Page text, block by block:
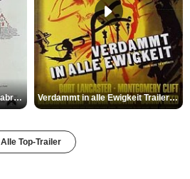
Charlie und die Schokoladenfabrik Trailer OV Verdammt in alle Ewigkeit Trailer OV
Alle Top-Trailer